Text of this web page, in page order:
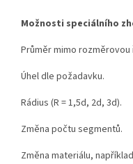
Možnosti speciálního
Průměr mimo rozměrovou
Úhel dle požadavku.
Rádius (R = 1,5d, 2d, 3d).
Změna počtu segmentů.
Změna materiálu,